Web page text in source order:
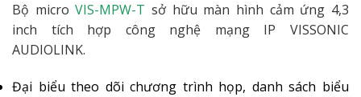
Bộ microVIS-MPW-T sở hữu màn hình cảm ứng 4,3
inch tích hợp công nghệ mạng IP VISSONIC
AUDIOLINK.
Đại biểu theo dõi chương trình họp, danh sách biểu